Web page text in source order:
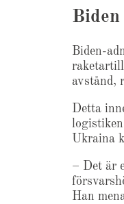
Biden-
avstånd,
Detta
Ukraina
– Det är
Han